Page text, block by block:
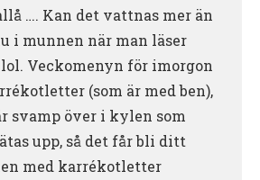
…. Kan det vattnas mer än
i munnen när man läser
Veckomenyn för imorgon
(som är med ben),
svamp över i kylen som
upp, så det får bli ditt
med karrékotletter